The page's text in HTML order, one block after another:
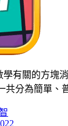
學有關的方
共分為簡單